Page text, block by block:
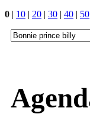
0 | 10 | 20 | 30 | 40 | 50